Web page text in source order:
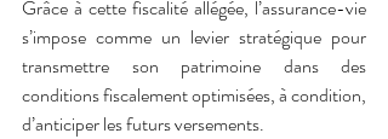
Grâce à cette fiscalité allégée, l’assurance-vie
s’impose comme un levier stratégique pour
transmettre son patrimoine dans des
conditions fiscalement optimisées, à condition,
d’anticiper les futurs versements.